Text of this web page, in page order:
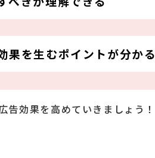
を生むポイントが分かる
告効果を高めていきましょう！